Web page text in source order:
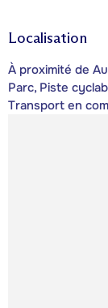
Localisation
À proximité de
Parc, Piste
Transport en